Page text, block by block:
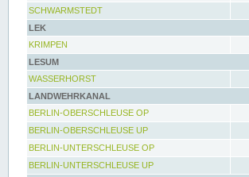
SCHWARMSTEDT
LEK
KRIMPEN
LESUM
WASSERHORST
LANDWEHRKANAL
BERLIN-OBERSCHLEUSE OP
BERLIN-OBERSCHLEUSE UP
BERLIN-UNTERSCHLEUSE OP
BERLIN-UNTERSCHLEUSE UP